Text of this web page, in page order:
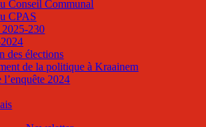
Conseil Communal
CPAS
2025-230
des élections
de la politique à Kraainem
l’enquête 2024